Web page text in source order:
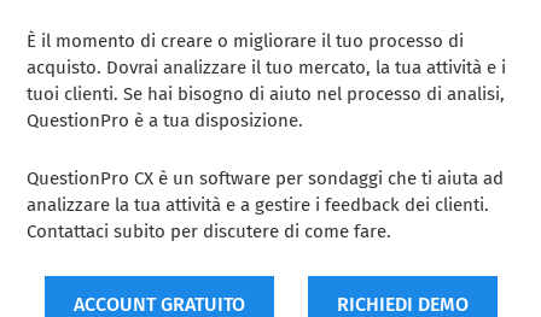
È il momento di creare o migliorare il tuo processo di
acquisto. Dovrai analizzare il tuo mercato, la tua attività e i
tuoi clienti. Se hai bisogno di aiuto nel processo di analisi,
QuestionPro è a tua disposizione.
QuestionPro CX è un software per sondaggi che ti aiuta ad
analizzare la tua attività e a gestire i feedback dei clienti.
Contattaci subito per discutere di come fare.
ACCOUNT GRATUITO RICHIEDI DEMO